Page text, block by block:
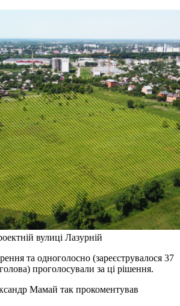
вулиці Лазурній
та одноголосно (зареєструвалося 37
проголосували за ці рішення.
Мамай так прокоментував